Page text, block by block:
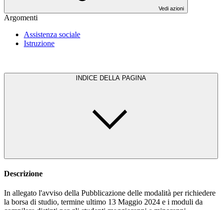
Vedi azioni
Argomenti
Assistenza sociale
Istruzione
INDICE DELLA PAGINA
Descrizione
In allegato l'avviso della Pubblicazione delle modalità per richiedere
la borsa di studio, termine ultimo 13 Maggio 2024 e i moduli da